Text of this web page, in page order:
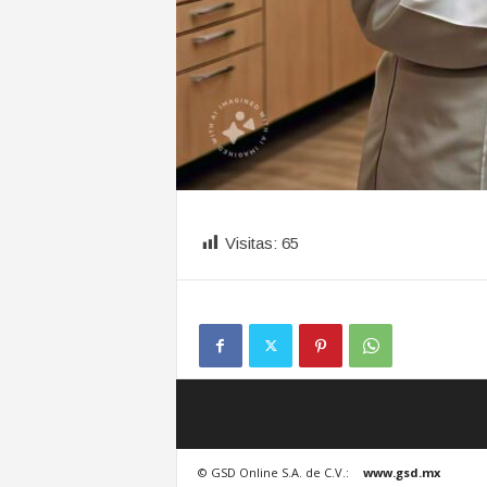
Visitas: 65
© GSD Online S.A. de C.V.: www.gsd.mx